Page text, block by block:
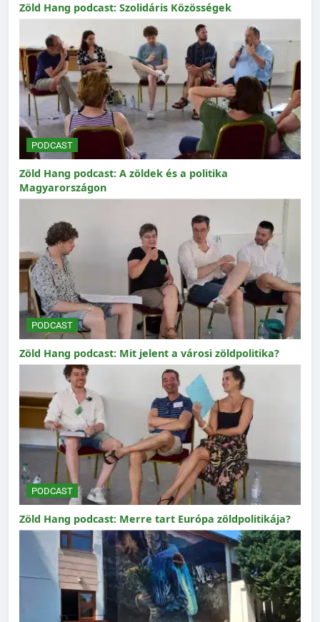
Zöld Hang podcast: Szolidáris Közösségek
PODCAST
Zöld Hang podcast: A zöldek és a politika
Magyarországon
PODCAST
Zöld Hang podcast: Mit jelent a városi zöldpolitika?
PODCAST
Zöld Hang podcast: Merre tart Európa zöldpolitikája?